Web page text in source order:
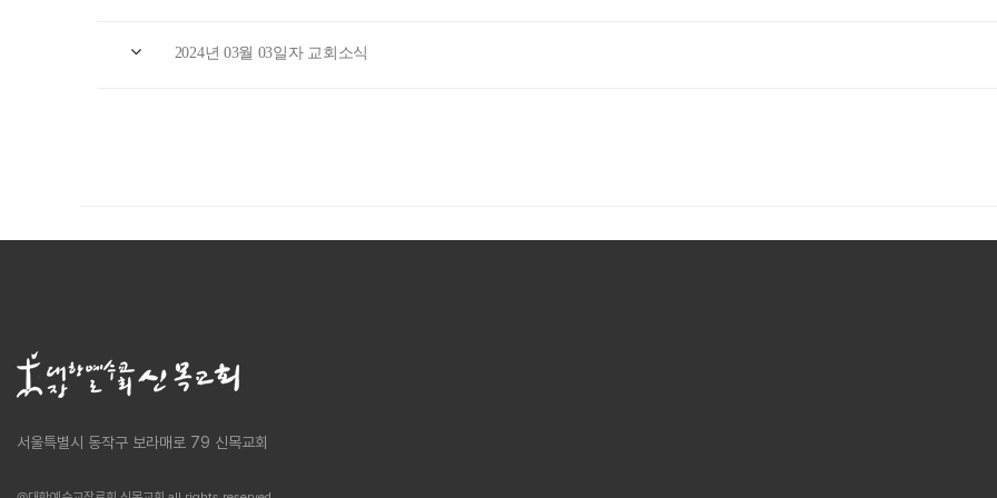
2024년 03월 03일자 교회소식
서울특별시 동작구 보라매로 79 신목교회